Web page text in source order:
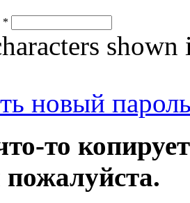
*
shown
новый
то